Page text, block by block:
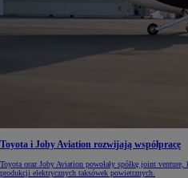
Toyota i Joby Aviation rozwijają współpracę
Toyota oraz Joby Aviation powołały spółkę joint
produkcji elektrycznych taksówek powietrznych.